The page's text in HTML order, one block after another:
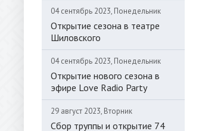
04 сентябрь 2023, Понедельник
Открытие сезона в театре
Шиловского
04 сентябрь 2023, Понедельник
Открытие нового сезона в
эфире Love Radio Party
29 август 2023, Вторник
Сбор труппы и открытие 74